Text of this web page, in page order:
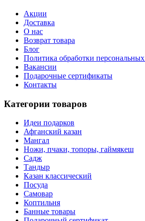
Акции
Доставка
О нас
Возврат товара
Блог
Политика обработки
Вакансии
Подарочные сертификаты
Контакты
Категории товаров
Идеи подарков
Афганский казан
Мангал
Ножи, пчаки, топоры, гаймякеш
Садж
Тандыр
Казан классический
Посуда
Самовар
Коптильня
Банные товары